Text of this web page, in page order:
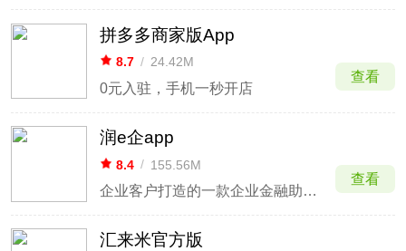
拼多多商家版App
8.7 / 24.42M
0元入驻，手机一秒开店
查看
润e企app
8.4 / 155.56M
企业客户打造的一款企业金融助理APP
查看
汇来米官方版